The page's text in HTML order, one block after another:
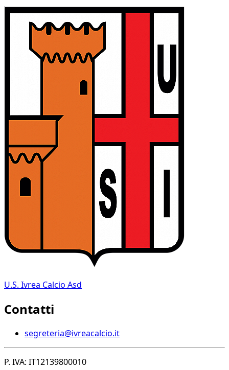
U.S. Ivrea Calcio Asd
Contatti
segreteria@ivreacalcio.it
P. IVA: IT12139800010